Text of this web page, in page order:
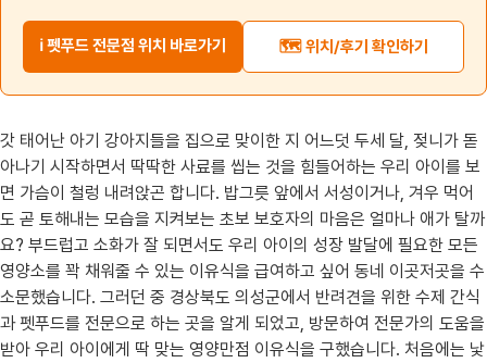
ℹ️ 펫푸드 전문점 위치 바로가기 🗺️ 위치/후기 확인하기
갓 태어난 아기 강아지들을 집으로 맞이한 지 어느덧 두세 달, 젖니가 돋
아나기 시작하면서 딱딱한 사료를 씹는 것을 힘들어하는 우리 아이를 보
면 가슴이 철렁 내려앉곤 합니다. 밥그릇 앞에서 서성이거나, 겨우 먹어
도 곧 토해내는 모습을 지켜보는 초보 보호자의 마음은 얼마나 애가 탈까
요? 부드럽고 소화가 잘 되면서도 우리 아이의 성장 발달에 필요한 모든
영양소를 꽉 채워줄 수 있는 이유식을 급여하고 싶어 동네 이곳저곳을 수
소문했습니다. 그러던 중 경상북도 의성군에서 반려견을 위한 수제 간식
과 펫푸드를 전문으로 하는 곳을 알게 되었고, 방문하여 전문가의 도움을
받아 우리 아이에게 딱 맞는 영양만점 이유식을 구했습니다. 처음에는 낯